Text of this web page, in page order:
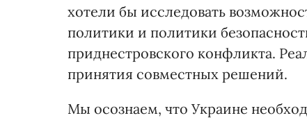
хотели бы исследовать
политики и политики
приднестровского конфликта.
принятия совместных решений.
Мы осознаем, что Украине